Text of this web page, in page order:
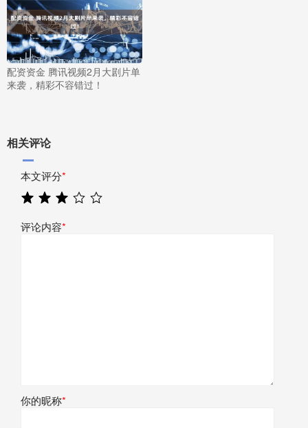
配资资金 腾讯视频2月大剧片单
来袭，精彩不容错过！
相关评论
本文评分*
评论内容*
你的昵称*